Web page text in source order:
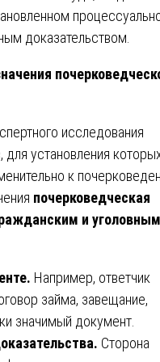
доказательством.
исследования
для установления
к
почерковедческая
и уголовным
Например, ответчик
займа, завещание,
значимый документ.
Сторона